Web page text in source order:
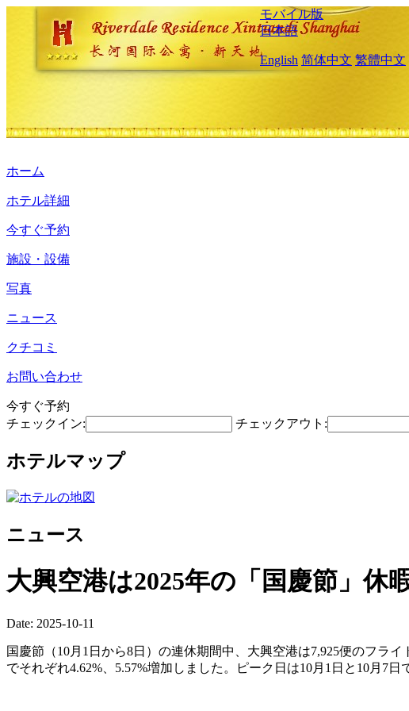
モバイル版
日本語
English 简体中文 繁體中文
ホーム
ホテル詳細
今すぐ予約
施設・設備
写真
ニュース
クチコミ
お問い合わせ
今すぐ予約
チェックイン:
チェックアウト:
ホテルマップ
ニュース
大興空港は2025年の「国慶節」休
Date: 2025-10-11
国慶節（10月1日から8日）の連休期間中、大興空港は7,925便のフラ
でそれぞれ4.62%、5.57%増加しました。ピーク日は10月1日と10月7